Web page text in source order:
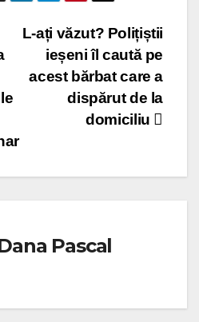
L‑ați văzut? Polițiștii
ieșeni îl caută pe
acest bărbat care a
dispărut de la
domiciliu
Pascal